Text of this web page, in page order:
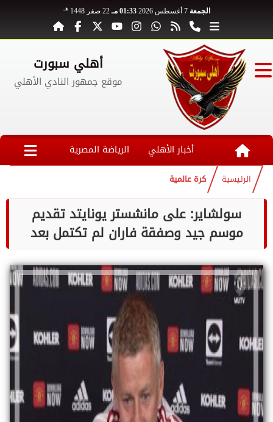
الجمعة 7 أغسطس 2026 01:33 مـ 22 صفر 1448 هـ
أهلي سبورت
موقع جمهور النادي الأهلي
أخبار الأهلي الرياضة المصرية
الرئيسية كرة عالمية
سولشاير: على مانشستر يونايتد تقديم
موسم جيد وصفقة فاران لم تكتمل بعد